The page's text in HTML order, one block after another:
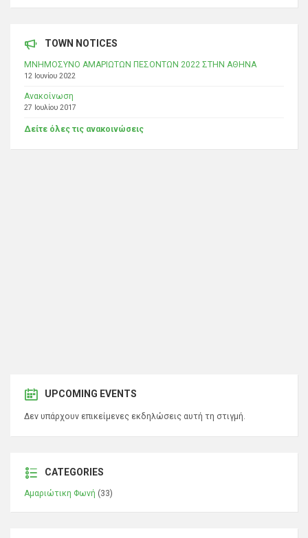
TOWN NOTICES
ΜΝΗΜΟΣΥΝΟ ΑΜΑΡΙΩΤΩΝ ΠΕΣΟΝΤΩΝ 2022 ΣΤΗΝ ΑΘΗΝΑ
12 Ιουνίου 2022
Ανακοίνωση
27 Ιουλίου 2017
Δείτε όλες τις ανακοινώσεις
UPCOMING EVENTS
Δεν υπάρχουν επικείμενες εκδηλώσεις αυτή τη στιγμή.
CATEGORIES
Αμαριώτικη Φωνή (33)